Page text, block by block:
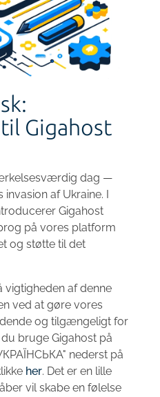
Gigahost
dag —
af Ukraine. I
Gigahost
på vores platform
og støtte til det
af denne
ved at gøre vores
og tilgængeligt for
bruge Gigahost på
nederst på
her. Det er en lille
vil skabe en følelse